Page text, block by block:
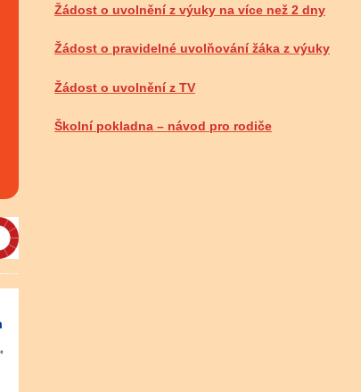
Žádost o uvolnění z výuky na více než 2 dny
Žádost o pravidelné uvolňování žáka z výuky
Žádost o uvolnění z TV
Školní pokladna – návod pro rodiče